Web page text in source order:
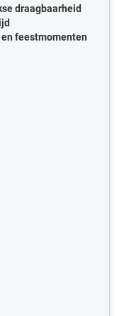
draagbaarheid
feestmomenten